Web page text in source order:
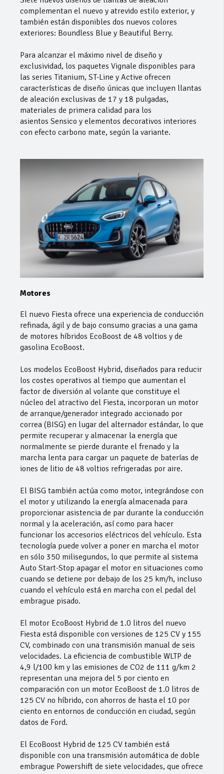
complementan el nuevo y atrevido estilo exterior, y
también están disponibles dos nuevos colores
exteriores: Boundless Blue y Beautiful Berry.
Para alcanzar el máximo nivel de diseño y
exclusividad, los paquetes Vignale disponibles para
las series Titanium, ST-Line y Active ofrecen
características de diseño únicas que incluyen llantas
de aleación exclusivas de 17 y 18 pulgadas,
materiales de primera calidad para los
asientos Sensico y elementos decorativos interiores
con efecto carbono mate, según la variante.
Motores
El nuevo Fiesta ofrece una experiencia de conducción
refinada, ágil y de bajo consumo gracias a una gama
de motores híbridos EcoBoost de 48 voltios y de
gasolina EcoBoost.
Los modelos EcoBoost Hybrid, diseñados para reducir
los costes operativos al tiempo que aumentan el
factor de diversión al volante que constituye el
núcleo del atractivo del Fiesta, incorporan un motor
de arranque/generador integrado accionado por
correa (BISG) en lugar del alternador estándar, lo que
permite recuperar y almacenar la energía que
normalmente se pierde durante el frenado y la
marcha lenta para cargar un paquete de baterías de
iones de litio de 48 voltios refrigeradas por aire.
El BISG también actúa como motor, integrándose con
el motor y utilizando la energía almacenada para
proporcionar asistencia de par durante la conducción
normal y la aceleración, así como para hacer
funcionar los accesorios eléctricos del vehículo. Esta
tecnología puede volver a poner en marcha el motor
en sólo 350 milisegundos, lo que permite al sistema
Auto Start-Stop apagar el motor en situaciones como
cuando se detiene por debajo de los 25 km/h, incluso
cuando el vehículo está en marcha con el pedal del
embrague pisado.
El motor EcoBoost Hybrid de 1.0 litros del nuevo
Fiesta está disponible con versiones de 125 CV y 155
CV, combinado con una transmisión manual de seis
velocidades. La eficiencia de combustible WLTP de
4,9 l/100 km y las emisiones de CO2 de 111 g/km 2
representan una mejora del 5 por ciento en
comparación con un motor EcoBoost de 1.0 litros de
125 CV no híbrido, con ahorros de hasta el 10 por
ciento en entornos de conducción en ciudad, según
datos de Ford.
El EcoBoost Hybrid de 125 CV también está
disponible con una transmisión automática de doble
embrague Powershift de siete velocidades, que ofrece